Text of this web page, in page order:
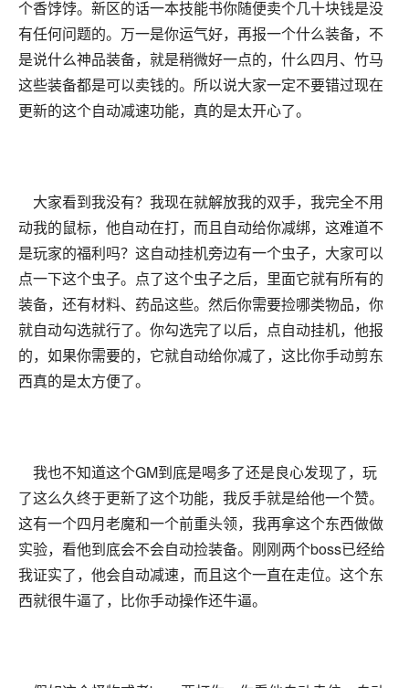
个香饽饽。新区的话一本技能书你随便卖个几十块钱是没
有任何问题的。万一是你运气好，再报一个什么装备，不
是说什么神品装备，就是稍微好一点的，什么四月、竹马
这些装备都是可以卖钱的。所以说大家一定不要错过现在
更新的这个自动减速功能，真的是太开心了。
大家看到我没有？我现在就解放我的双手，我完全不用
动我的鼠标，他自动在打，而且自动给你减绑，这难道不
是玩家的福利吗？这自动挂机旁边有一个虫子，大家可以
点一下这个虫子。点了这个虫子之后，里面它就有所有的
装备，还有材料、药品这些。然后你需要捡哪类物品，你
就自动勾选就行了。你勾选完了以后，点自动挂机，他报
的，如果你需要的，它就自动给你减了，这比你手动剪东
西真的是太方便了。
我也不知道这个GM到底是喝多了还是良心发现了，玩
了这么久终于更新了这个功能，我反手就是给他一个赞。
这有一个四月老魔和一个前重头领，我再拿这个东西做做
实验，看他到底会不会自动捡装备。刚刚两个boss已经给
我证实了，他会自动减速，而且这个一直在走位。这个东
西就很牛逼了，比你手动操作还牛逼。